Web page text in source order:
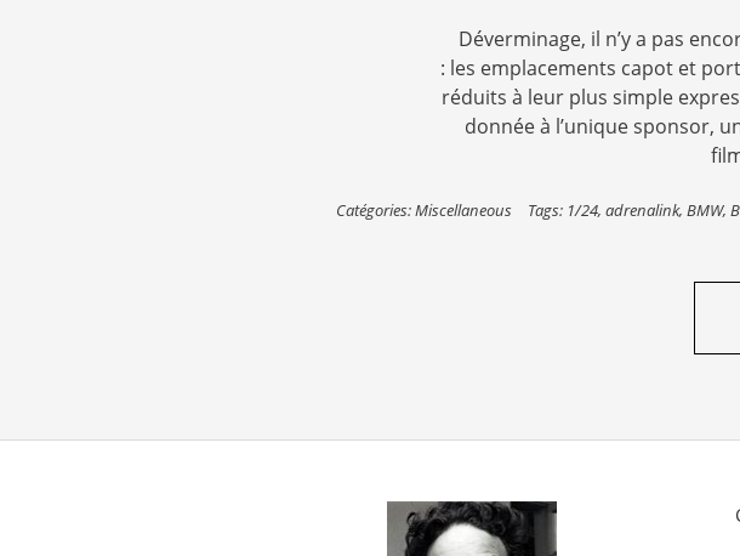
Déverminage, il n’y a pas
: les emplacements capot et
réduits à leur plus simple
donnée à l’unique sponsor,
Catégories:Miscellaneous Tags: 1/24, adrenalink, BMW,